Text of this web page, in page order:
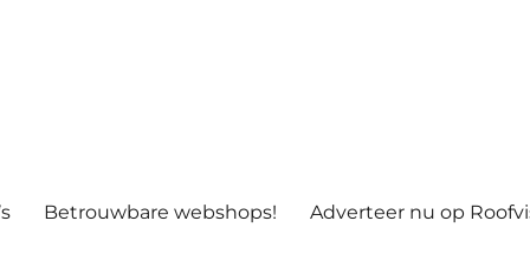
Betrouwbare webshops! Adverteer nu op